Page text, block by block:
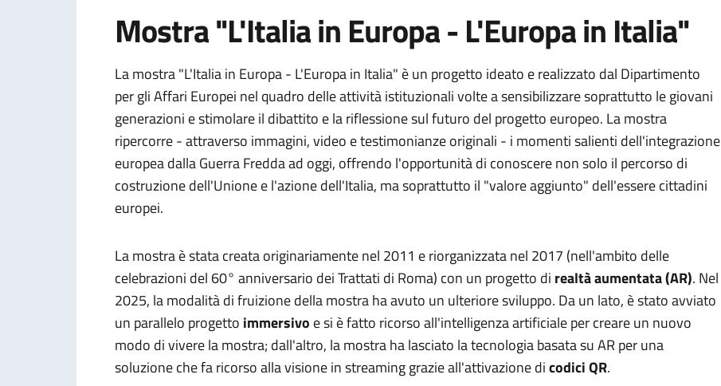
Mostra "L'Italia in Europa - L'Europa in Italia"
La mostra "L'Italia in Europa - L'Europa in Italia" è un progetto ideato e realizzato dal Dipartimento
per gli Affari Europei nel quadro delle attività istituzionali volte a sensibilizzare soprattutto le giovani
generazioni e stimolare il dibattito e la riflessione sul futuro del progetto europeo. La mostra
ripercorre - attraverso immagini, video e testimonianze originali - i momenti salienti dell'integrazione
europea dalla Guerra Fredda ad oggi, offrendo l'opportunità di conoscere non solo il percorso di
costruzione dell'Unione e l'azione dell'Italia, ma soprattutto il "valore aggiunto" dell'essere cittadini
europei.
La mostra è stata creata originariamente nel 2011 e riorganizzata nel 2017 (nell'ambito delle
celebrazioni del 60° anniversario dei Trattati di Roma) con un progetto di realtà aumentata (AR). Nel
2025, la modalità di fruizione della mostra ha avuto un ulteriore sviluppo. Da un lato, è stato avviato
un parallelo progetto immersivo e si è fatto ricorso all'intelligenza artificiale per creare un nuovo
modo di vivere la mostra; dall'altro, la mostra ha lasciato la tecnologia basata su AR per una
soluzione che fa ricorso alla visione in streaming grazie all'attivazione dicodici QR.